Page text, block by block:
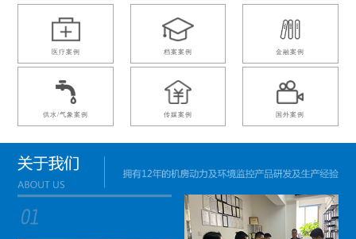
医疗案例 档案案例 金融案例
供水/气象案例 传媒案例 国外案例